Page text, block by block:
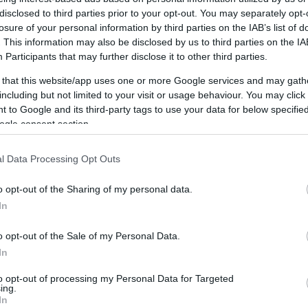
to third parties prior to your opt-out. You may separately
of your personal information by third parties on the IAB’s list of
This information may also be disclosed by us to third parties on the
Participants that may further disclose it to other third parties.
that this website/app uses one or more Google services and may
but not limited to your visit or usage behaviour. You may
to Google and its third-party tags to use your data for below
consent section.
Data Processing Opt Outs
opt-out of the Sharing of my personal data.
opt-out of the Sale of my Personal Data.
opt-out of processing my Personal Data for Targeted
BRINGÁSOKNAK
PASSION FRUIT 2009. DEC 14.
Bringadivatot a fa alá!Bár a Cycle Chic
filozófiája, hogy a városi biciklizéshez nincsen
feltétlenül szükség különösebb felszerelésre
és öltözékre, azért valljuk be, szívesen...
BICAJOS STÍLUSIKON